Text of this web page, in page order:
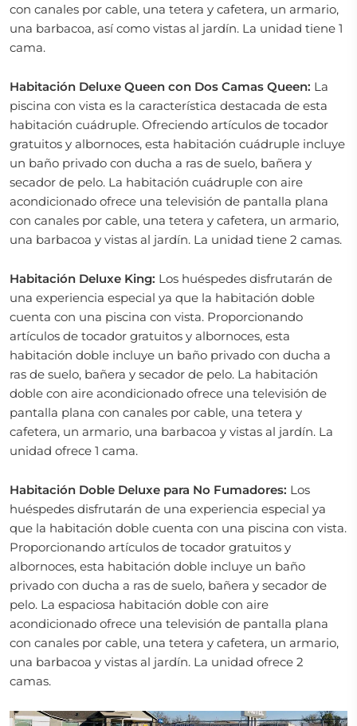
con canales por cable, una tetera y cafetera, un armario,
una barbacoa, así como vistas al jardín. La unidad tiene 1
cama.
Habitación Deluxe Queen con Dos Camas Queen: La
piscina con vista es la característica destacada de esta
habitación cuádruple. Ofreciendo artículos de tocador
gratuitos y albornoces, esta habitación cuádruple incluye
un baño privado con ducha a ras de suelo, bañera y
secador de pelo. La habitación cuádruple con aire
acondicionado ofrece una televisión de pantalla plana
con canales por cable, una tetera y cafetera, un armario,
una barbacoa y vistas al jardín. La unidad tiene 2 camas.
Habitación Deluxe King: Los huéspedes disfrutarán de
una experiencia especial ya que la habitación doble
cuenta con una piscina con vista. Proporcionando
artículos de tocador gratuitos y albornoces, esta
habitación doble incluye un baño privado con ducha a
ras de suelo, bañera y secador de pelo. La habitación
doble con aire acondicionado ofrece una televisión de
pantalla plana con canales por cable, una tetera y
cafetera, un armario, una barbacoa y vistas al jardín. La
unidad ofrece 1 cama.
Habitación Doble Deluxe para No Fumadores: Los
huéspedes disfrutarán de una experiencia especial ya
que la habitación doble cuenta con una piscina con vista.
Proporcionando artículos de tocador gratuitos y
albornoces, esta habitación doble incluye un baño
privado con ducha a ras de suelo, bañera y secador de
pelo. La espaciosa habitación doble con aire
acondicionado ofrece una televisión de pantalla plana
con canales por cable, una tetera y cafetera, un armario,
una barbacoa y vistas al jardín. La unidad ofrece 2
camas.